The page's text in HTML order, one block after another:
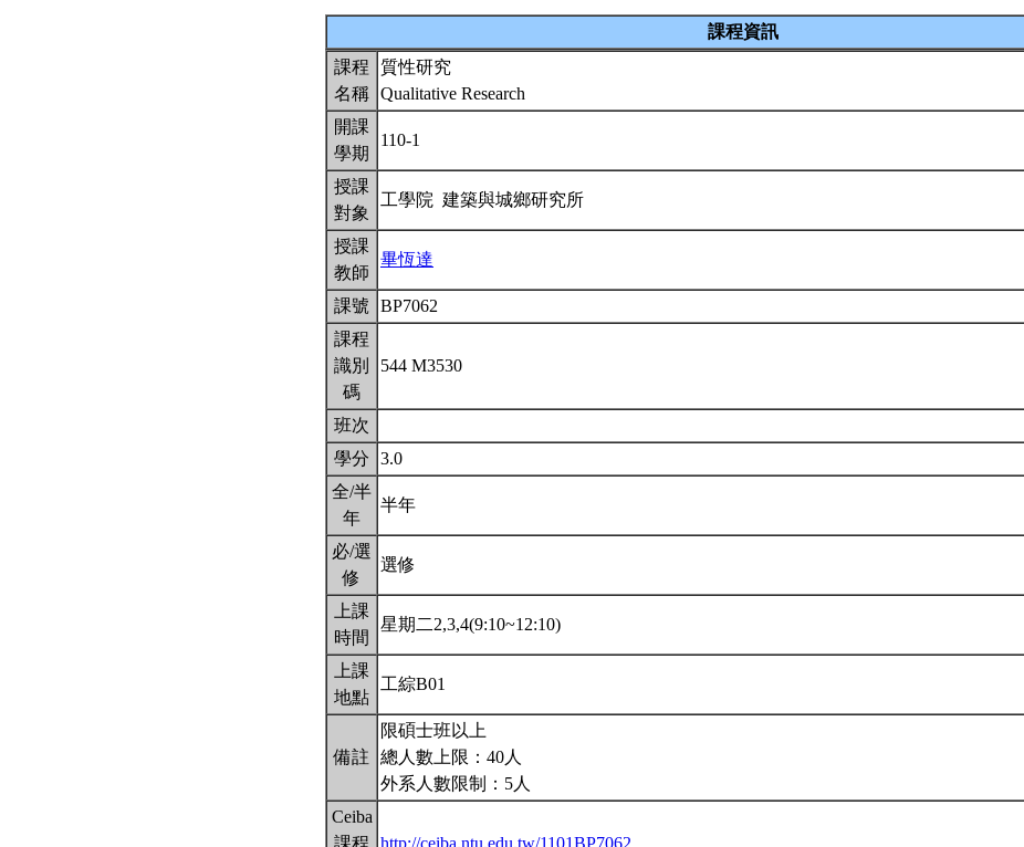
課程資訊
課程
名稱
質性研究
Qualitative Research
開課
學期
110-1
授課
對象
工學院 建築與城鄉研究所
授課
教師
畢恆達
課號
BP7062
課程
識別
碼
544 M3530
班次
學分
3.0
全/半
年
半年
必/選
修
選修
上課
時間
星期二2,3,4(9:10~12:10)
上課
地點
工綜B01
備註
限碩士班以上
總人數上限：40人
外系人數限制：5人
Ceiba
課程
http://ceiba.ntu.edu.tw/1101BP7062_